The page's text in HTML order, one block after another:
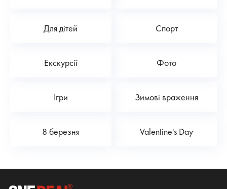
Для дітей Спорт
Екскурсії Фото
Ігри Зимові враження
8 березня Valentine's Day